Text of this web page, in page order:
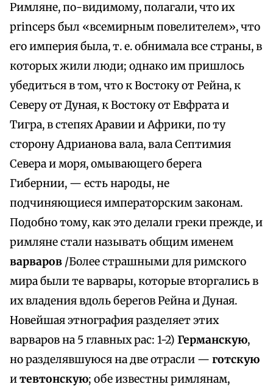
Римляне, по-видимому, полагали, что их
princeps был «всемирным повелителем», что
его империя была, т. е. обнимала все страны, в
которых жили люди; однако им пришлось
убедиться в том, что к Востоку от Рейна, к
Северу от Дуная, к Востоку от Евфрата и
Тигра, в степях Аравии и Африки, по ту
сторону Адрианова вала, вала Септимия
Севера и моря, омывающего берега
Гибернии, — есть народы, не
подчиняющиеся императорским законам.
Подобно тому, как это делали греки прежде, и
римляне стали называть общим именем
варваров /Более страшными для римского
мира были те варвары, которые вторгались в
их владения вдоль берегов Рейна и Дуная.
Новейшая этнография разделяет этих
варваров на 5 главных рас: 1-2) Германскую,
но разделявшуюся на две отрасли — готскую
итевтонскую; обе известны римлянам,